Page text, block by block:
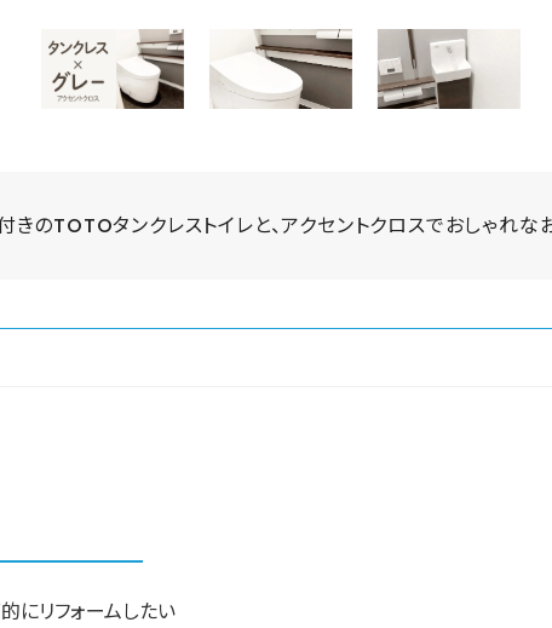
のTOTOタンクレストイレと、アクセントクロスでおしゃれな
にリフォームしたい